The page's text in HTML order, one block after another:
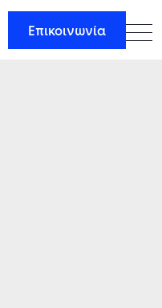
Επικοινωνία